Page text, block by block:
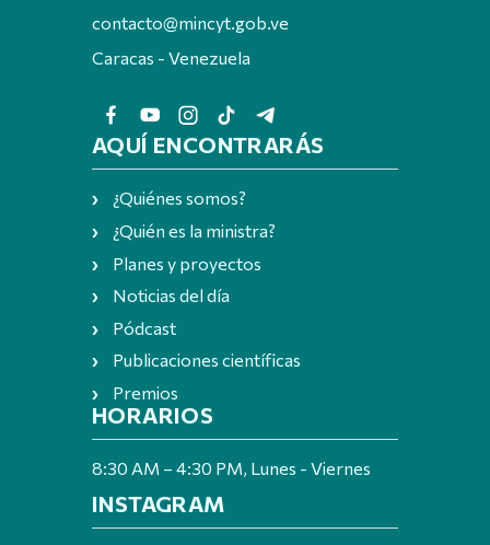
contacto@mincyt.gob.ve
Caracas - Venezuela
AQUÍ ENCONTRARÁS
¿Quiénes somos?
¿Quién es la ministra?
Planes y proyectos
Noticias del día
Pódcast
Publicaciones científicas
Premios
HORARIOS
8:30 AM – 4:30 PM, Lunes - Viernes
INSTAGRAM